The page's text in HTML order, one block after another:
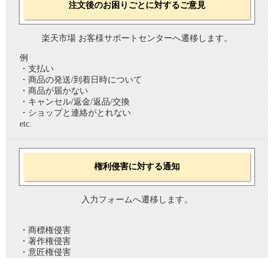
注文後のお困りごとに対するご意見
楽天市場 お客様サポートセンターへ遷移します。
例
・支払い
・商品の発送/到着日時について
・商品が届かない
・キャンセル/返金/返品/交換
・ショップと連絡がとれない
etc.
権利侵害に対する通知
入力フォームへ遷移します。
・商標権侵害
・著作権侵害
・意匠権侵害